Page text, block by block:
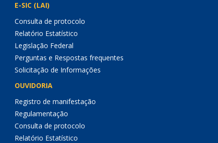
E-SIC (LAI)
Consulta de protocolo
Relatório Estatístico
Legislação Federal
Perguntas e Respostas frequentes
Solicitação de Informações
OUVIDORIA
Registro de manifestação
Regulamentação
Consulta de protocolo
Relatório Estatístico